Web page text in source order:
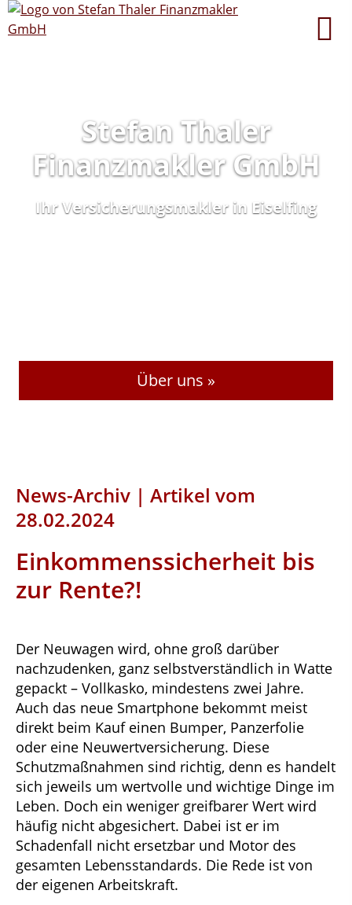
Stefan Thaler
Finanzmakler GmbH
Ihr Versicherungsmakler in Eiselfing
Über uns »
News-Archiv | Artikel vom
28.02.2024
Einkommenssicherheit bis
zur Rente?!
Der Neuwagen wird, ohne groß darüber
nachzudenken, ganz selbstverständlich in Watte
gepackt – Vollkasko, mindestens zwei Jahre.
Auch das neue Smartphone bekommt meist
direkt beim Kauf einen Bumper, Panzerfolie
oder eine Neuwertversicherung. Diese
Schutzmaßnahmen sind richtig, denn es handelt
sich jeweils um wertvolle und wichtige Dinge im
Leben. Doch ein weniger greifbarer Wert wird
häufig nicht abgesichert. Dabei ist er im
Schadenfall nicht ersetzbar und Motor des
gesamten Lebensstandards. Die Rede ist von
der eigenen Arbeitskraft.